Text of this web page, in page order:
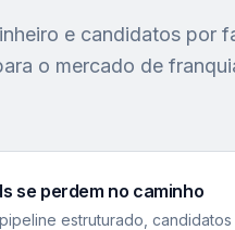
e candidatos por
o mercado de
se perdem no caminho
estruturado, candidatos